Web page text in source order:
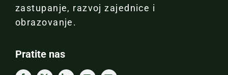
zastupanje, razvoj zajednice i
obrazovanje.
Pratite nas